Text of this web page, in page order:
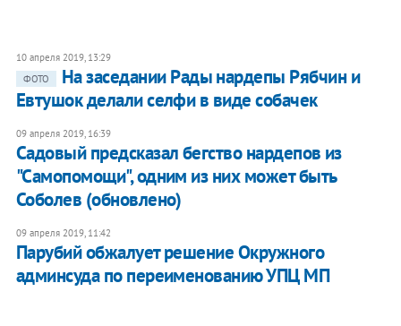
10 апреля 2019, 13:29
ФОТО
На заседании Рады нардепы Рябчин и
Евтушок делали селфи в виде собачек
09 апреля 2019, 16:39
Садовый предсказал бегство нардепов из
"Самопомощи", одним из них может быть
Соболев (обновлено)
09 апреля 2019, 11:42
Парубий обжалует решение Окружного
админсуда по переименованию УПЦ МП